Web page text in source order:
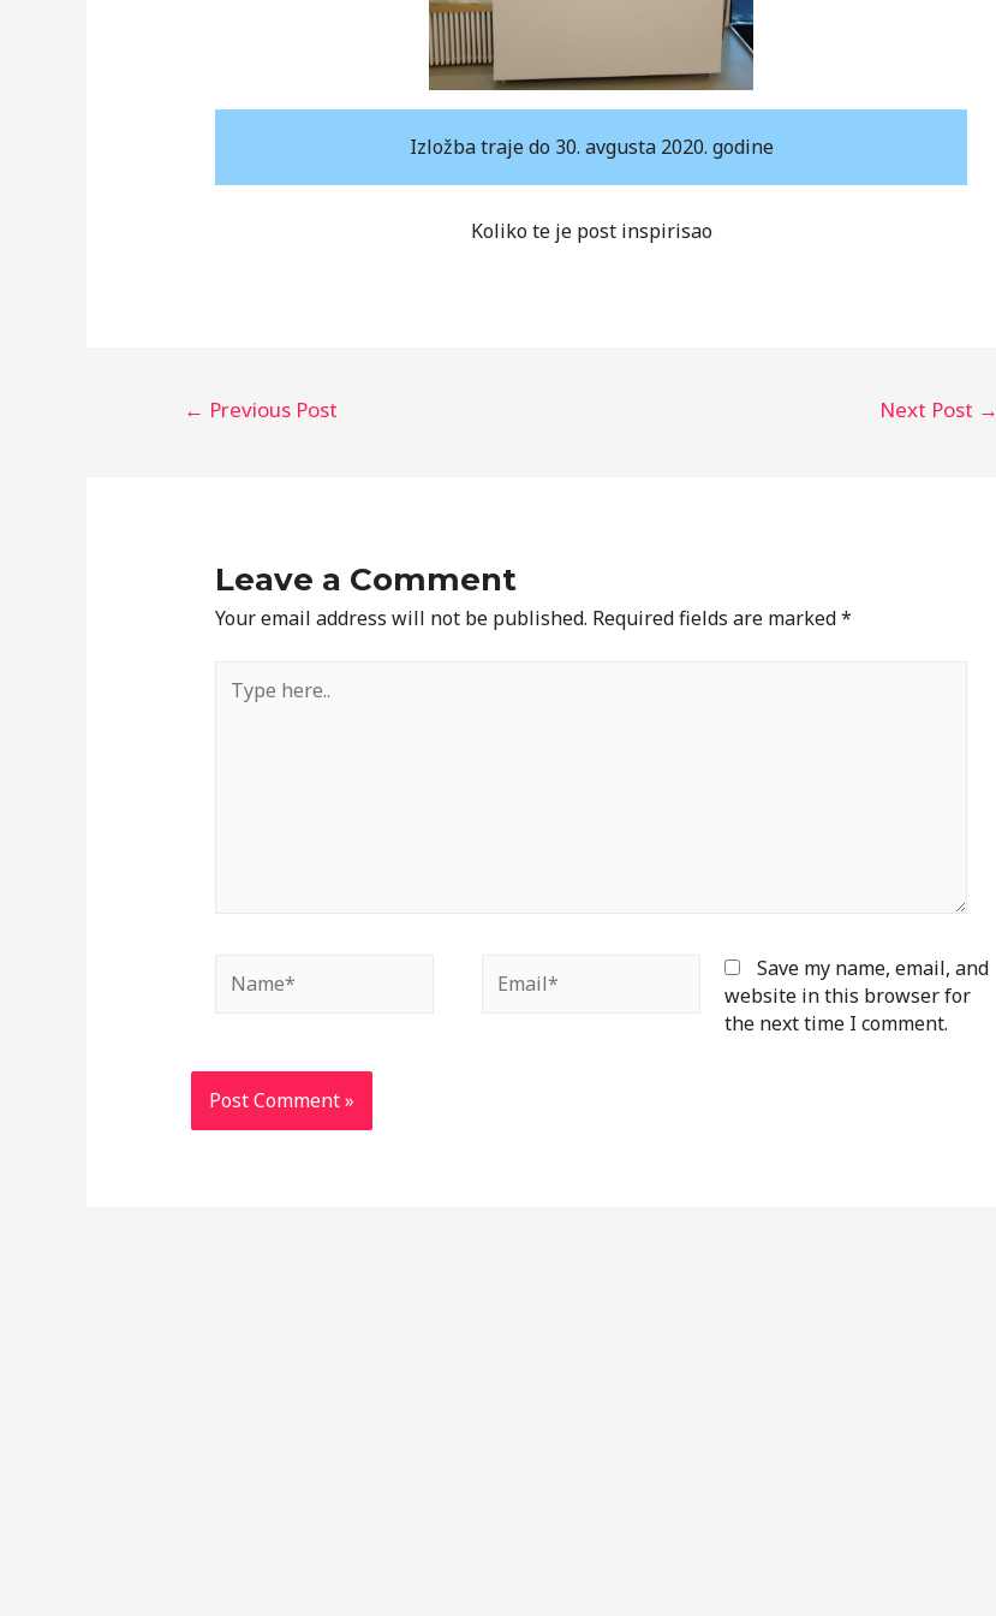
Izložba traje do 30. avgusta 2020. godine
Koliko te je post inspirisao
Post
← Previous Post Next Post →
Leave a Comment
Your email address will not be published. Required fields are marked*
here..
Save my name, email, and
website in this browser for
the next time I comment.